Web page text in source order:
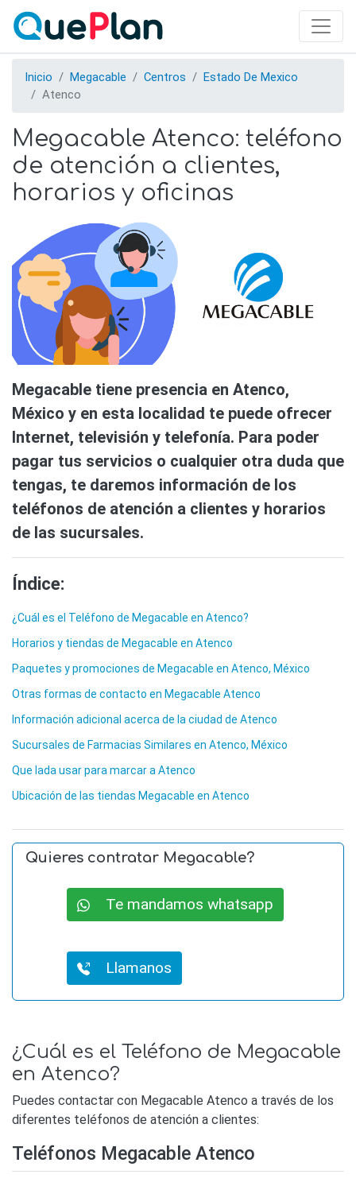
Inicio Megacable Centros
Estado De Mexico
Atenco
Megacable Atenco: teléfono
de atención a clientes,
horarios y oficinas
Megacable tiene presencia en Atenco,
México y en esta localidad te puede ofrecer
Internet, televisión y telefonía. Para poder
pagar tus servicios o cualquier otra duda que
tengas, te daremos información de los
teléfonos de atención a clientes y horarios
de las sucursales.
Índice:
¿Cuál es el Teléfono de Megacable en Atenco?
Horarios y tiendas de Megacable en Atenco
Paquetes y promociones de Megacable en Atenco, México
Otras formas de contacto en Megacable Atenco
Información adicional acerca de la ciudad de Atenco
Sucursales de Farmacias Similares en Atenco, México
Que lada usar para marcar a Atenco
Ubicación de las tiendas Megacable en Atenco
Quieres contratar Megacable?
Te mandamos whatsapp
Llamanos
¿Cuál es el Teléfono de Megacable
en Atenco?
Puedes contactar con Megacable Atenco a través de los
diferentes teléfonos de atención a clientes:
Teléfonos Megacable Atenco